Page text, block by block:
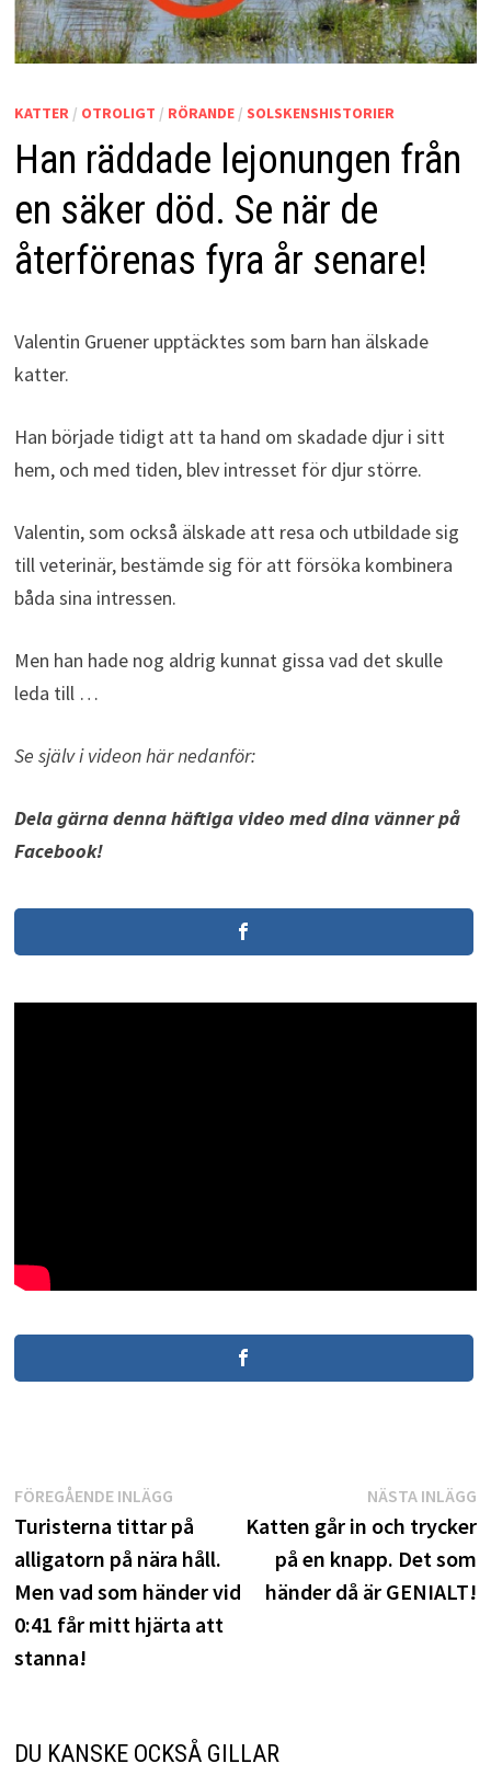
KATTER/ OTROLIGT / RÖRANDE/ SOLSKENSHISTORIER
Han räddade lejonungen från
en säker död. Se när de
återförenas fyra år senare!
Valentin Gruener upptäcktes som barn han älskade
katter.
Han började tidigt att ta hand om skadade djur i sitt
hem, och med tiden, blev intresset för djur större.
Valentin, som också älskade att resa och utbildade sig
till veterinär, bestämde sig för att försöka kombinera
båda sina intressen.
Men han hade nog aldrig kunnat gissa vad det skulle
leda till …
Se själv i videon här nedanför:
Dela gärna denna häftiga video med dina vänner på
Facebook!
Inläggsnavigering
FÖREGÅENDE INLÄGGFöregående
inlägg:
Turisterna tittar på
alligatorn på nära håll.
Men vad som händer vid
0:41 får mitt hjärta att
stanna!
NÄSTA INLÄGG
Katten går in och trycker
på en knapp. Det som
händer då är GENIALT!
DU KANSKE OCKSÅ GILLAR